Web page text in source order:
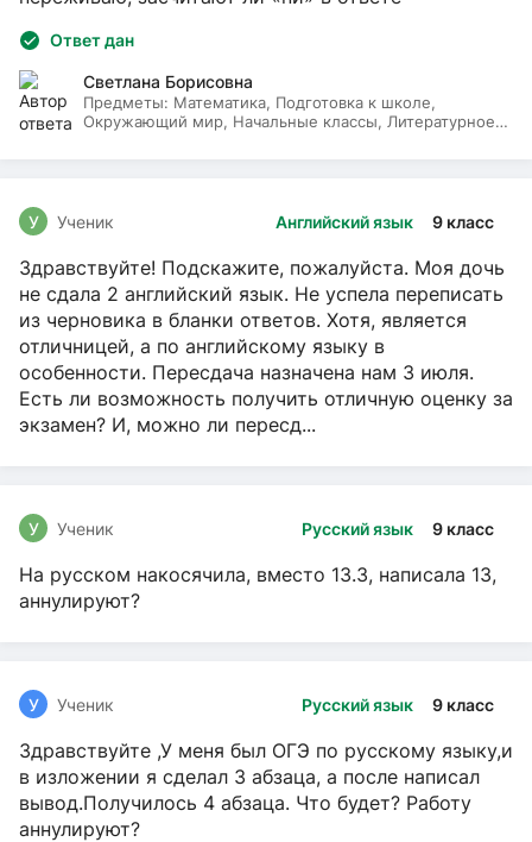
Ответ дан
Светлана Борисовна
Предметы: Математика, Подготовка к школе,
Окружающий мир, Начальные классы, Литературное
Английский язык 9 класс
У Ученик
Здравствуйте! Подскажите, пожалуйста. Моя дочь
не сдала 2 английский язык. Не успела переписать
из черновика в бланки ответов. Хотя, является
отличницей, а по английскому языку в
особенности. Пересдача назначена нам 3 июля.
Есть ли возможность получить отличную оценку за
экзамен? И, можно ли пересд...
Русский язык 9 класс
У Ученик
На русском накосячила, вместо 13.3, написала 13,
аннулируют?
Русский язык 9 класс
У Ученик
Здравствуйте ,У меня был ОГЭ по русскому языку,и
в изложении я сделал 3 абзаца, а после написал
вывод.Получилось 4 абзаца. Что будет? Работу
аннулируют?